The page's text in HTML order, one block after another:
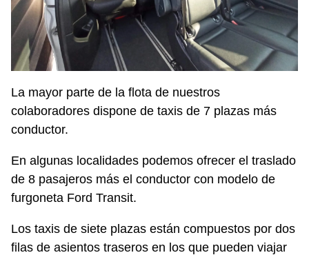
La mayor parte de la flota de nuestros
colaboradores dispone de taxis de 7 plazas más
conductor.
En algunas localidades podemos ofrecer el traslado
de 8 pasajeros más el conductor con modelo de
furgoneta Ford Transit.
Los taxis de siete plazas están compuestos por dos
filas de asientos traseros en los que pueden viajar